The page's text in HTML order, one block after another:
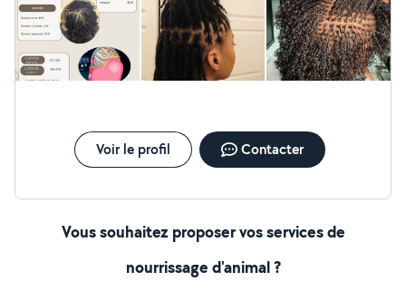
Voir le profil Contacter
Vous souhaitez proposer vos services de
nourrissage d'animal ?